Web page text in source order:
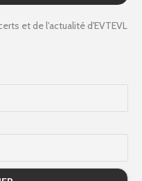
et de l'actualité d'EVTEVL